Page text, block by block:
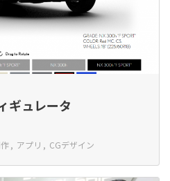
ギュレータ
アプリ CGデザイン